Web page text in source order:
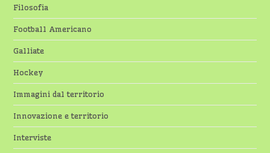
Filosofia
Football Americano
Galliate
Hockey
Immagini dal territorio
Innovazione e territorio
Interviste